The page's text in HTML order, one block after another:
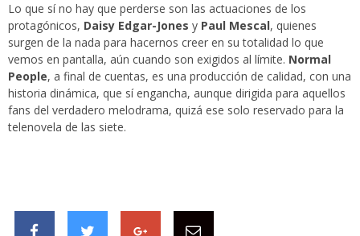
Lo que sí no hay que perderse son las actuaciones de los
protagónicos, Daisy Edgar-Jones y Paul Mescal, quienes
surgen de la nada para hacernos creer en su totalidad lo que
vemos en pantalla, aún cuando son exigidos al límite. Normal
People, a final de cuentas, es una producción de calidad, con una
historia dinámica, que sí engancha, aunque dirigida para aquellos
fans del verdadero melodrama, quizá ese solo reservado para la
telenovela de las siete.